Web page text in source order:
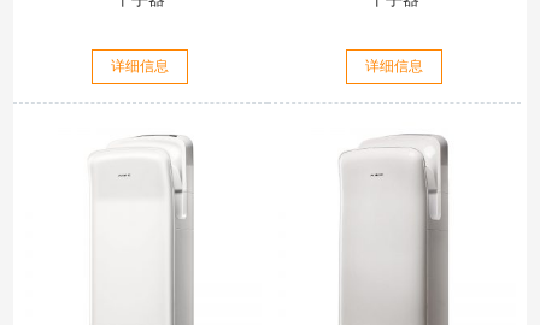
详细信息 详细信息